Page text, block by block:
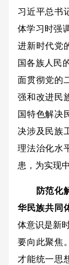
习近平总书
体学习时强
进新时代党
国各族人民
面贯彻党的
强和改进民
国特色解决
决涉及民族
理法治化水
患，为实现
防范化
华民族共同
体意识是新
要向此聚焦
才能统一思